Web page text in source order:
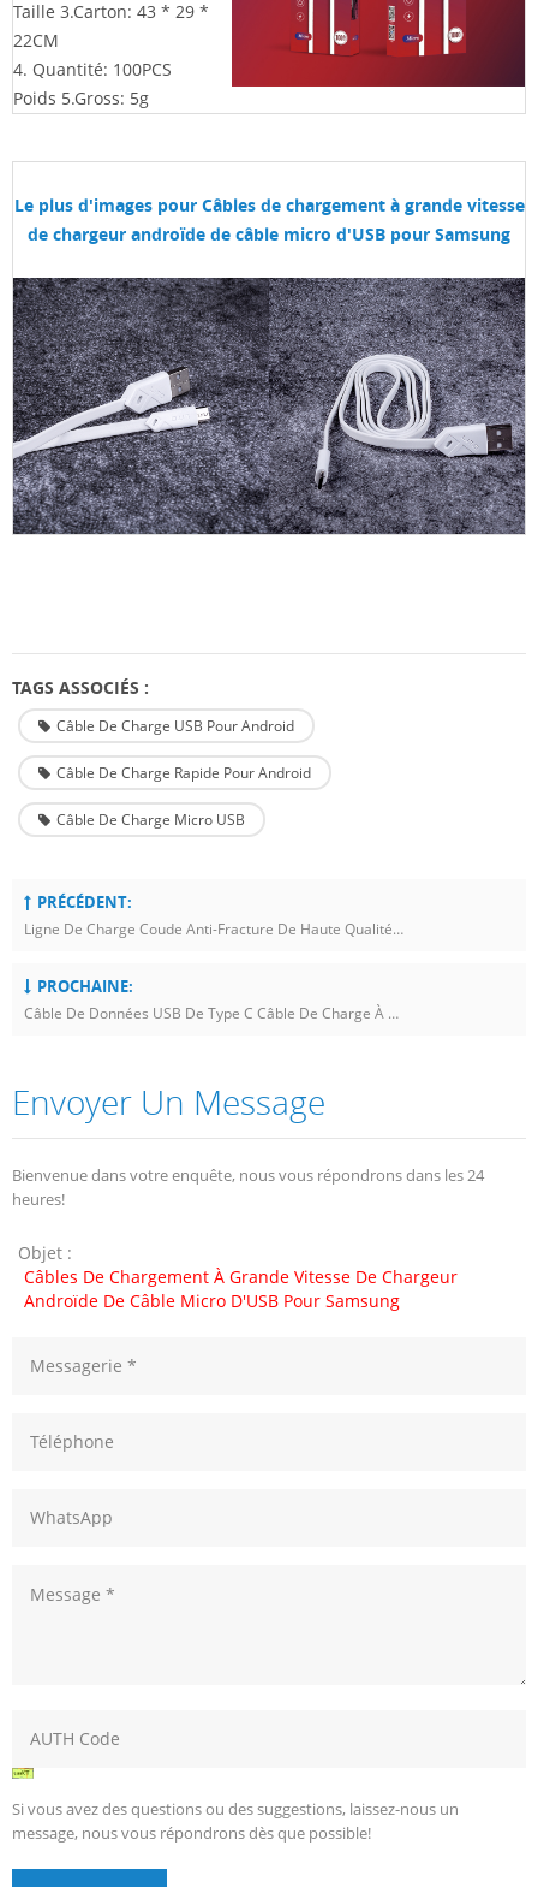
Taille 3.Carton: 43 * 29 *
22CM
4. Quantité: 100PCS
Poids 5.Gross: 5g
Le plus d'images pourCâbles de chargement à grande vitesse
de chargeur androïde de câble micro d'USB pour Samsung
TAGS ASSOCIÉS :
Câble De Charge USB Pour Android
Câble De Charge Rapide Pour Android
Câble De Charge Micro USB
PRÉCÉDENT:
Ligne De Charge Coude Anti-Fracture De Haute Qualité Matériau En Nylon Tressé Câble De Chargeur De Jeu USB Rapide
PROCHAINE:
Câble De Données USB De Type C Câble De Charge À Charge Rapide, Haute Durabilité
Envoyer Un Message
Bienvenue dans votre enquête, nous vous répondrons dans les 24
heures!
Objet :
Câbles De Chargement À Grande Vitesse De Chargeur
Androïde De Câble Micro D'USB Pour Samsung
Si vous avez des questions ou des suggestions, laissez-nous un
message, nous vous répondrons dès que possible!